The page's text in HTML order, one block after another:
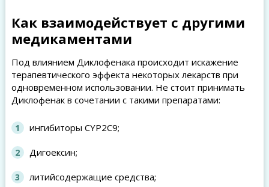
Как взаимодействует с другими
медикаментами
Под влиянием Диклофенака происходит искажение
терапевтического эффекта некоторых лекарств при
одновременном использовании. Не стоит принимать
Диклофенак в сочетании с такими препаратами:
ингибиторы CYP2C9;
Дигоексин;
литийсодержащие средства;